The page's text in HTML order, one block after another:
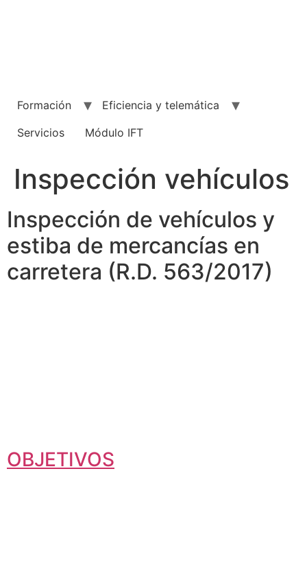
Formación
Eficiencia y telemática
Servicios
Módulo IFT
Inspección vehículos
Inspección de vehículos y
estiba de mercancías en
carretera (R.D. 563/2017)
OBJETIVOS